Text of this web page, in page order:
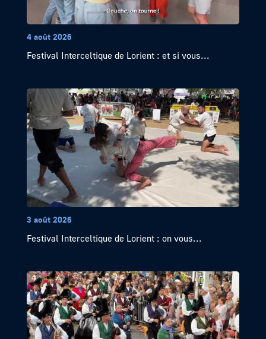
4 août 2026
Festival Interceltique de Lorient : et si vous...
3 août 2026
Festival Interceltique de Lorient : on vous...